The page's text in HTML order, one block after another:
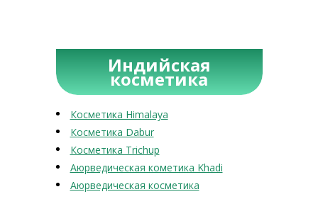
Индийская
косметика
Косметика Himalaya
Косметика Dabur
Косметика Trichup
Аюрведическая кометика Khadi
Аюрведическая косметика